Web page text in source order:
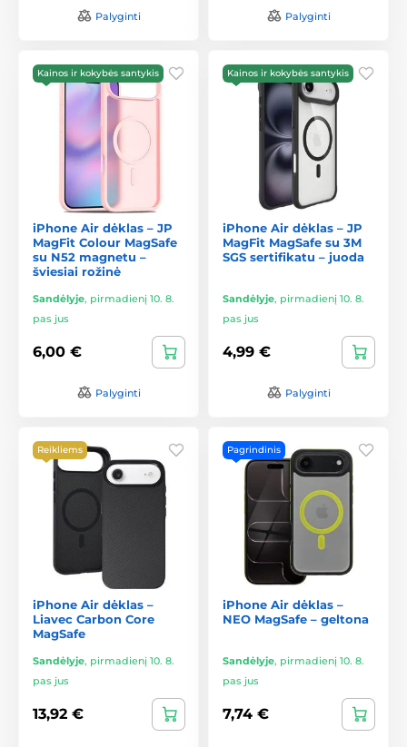
Palyginti Palyginti
Kainos ir kokybės santykis
iPhone Air dėklas – JP
MagFit Colour MagSafe
su N52 magnetu –
šviesiai rožinė
Sandėlyje, pirmadienį 10. 8.
pas jus
6,00 €
Palyginti
Kainos ir kokybės santykis
iPhone Air dėklas – JP
MagFit MagSafe su 3M
SGS sertifikatu – juoda
Sandėlyje, pirmadienį 10. 8.
pas jus
4,99 €
Palyginti
Reikliems
iPhone Air dėklas –
Liavec Carbon Core
MagSafe
Sandėlyje, pirmadienį 10. 8.
pas jus
13,92 €
Pagrindinis
iPhone Air dėklas –
NEO MagSafe – geltona
Sandėlyje, pirmadienį 10. 8.
pas jus
7,74 €